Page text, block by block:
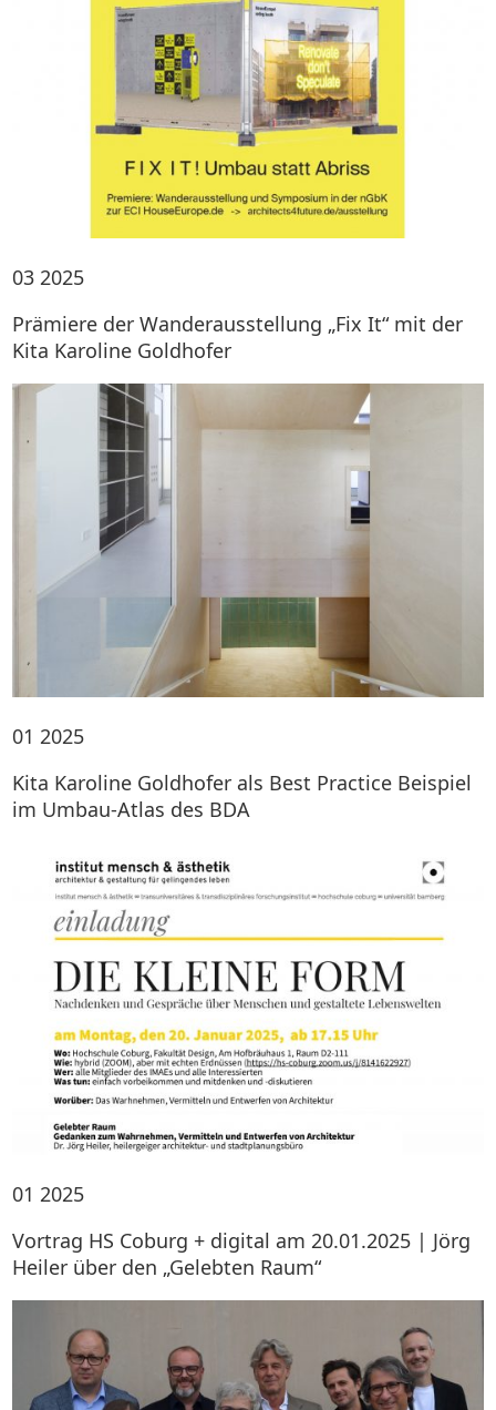
03 2025
Prämiere der Wanderausstellung „Fix It“ mit der
Kita Karoline Goldhofer
01 2025
Kita Karoline Goldhofer als Best Practice Beispiel
im Umbau-Atlas des BDA
01 2025
Vortrag HS Coburg + digital am 20.01.2025 | Jörg
Heiler über den „Gelebten Raum“